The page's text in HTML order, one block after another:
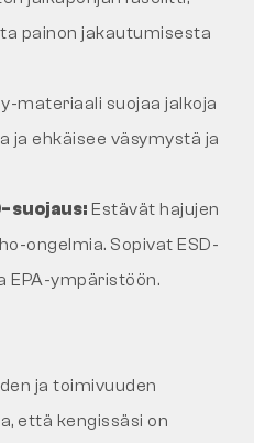
painon jakautumisesta
materiaali suojaa jalkoja
ja ehkäisee väsymystä ja
suojaus: Estävät hajujen
ongelmia. Sopivat ESD-
EPA-ympäristöön.
ja toimivuuden
että kengissäsi on